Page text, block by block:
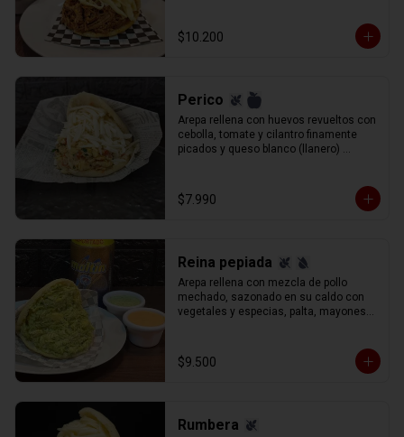
$10.200
Perico
Arepa rellena con huevos revueltos con
cebolla, tomate y cilantro finamente
picados y queso blanco (llanero)
$7.990
Reina pepiada
Arepa rellena con mezcla de pollo
mechado, sazonado en su caldo con
vegetales y especias, palta, mayonesa
$9.500
Rumbera